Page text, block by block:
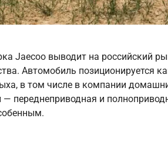
Jaecoo выводит на российский
Автомобиль позиционируется
в том числе в компании
— переднеприводная и